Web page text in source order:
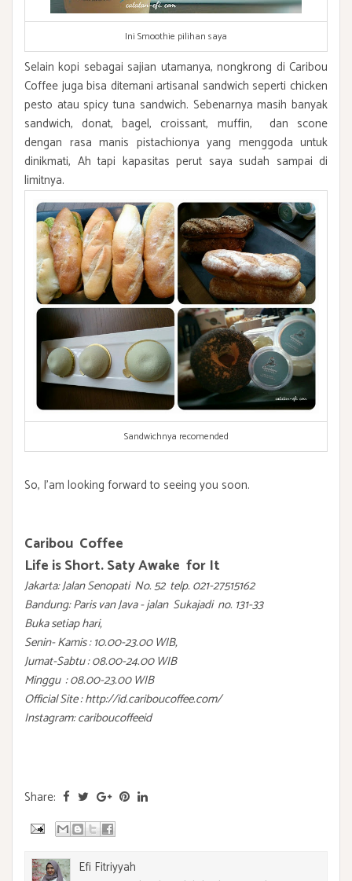
Ini Smoothie pilihan saya
Selain kopi sebagai sajian utamanya, nongkrong di Caribou
Coffee juga bisa ditemani artisanal sandwich seperti chicken
pesto atau spicy tuna sandwich. Sebenarnya masih banyak
sandwich, donat, bagel, croissant, muffin, dan scone
dengan rasa manis pistachionya yang menggoda untuk
dinikmati, Ah tapi kapasitas perut saya sudah sampai di
limitnya.
Sandwichnya recomended
So, I’am looking forward to seeing you soon.
Caribou Coffee
Life is Short. Saty Awake for It
Jakarta: Jalan Senopati No. 52 telp. 021-27515162
Bandung: Paris van Java - jalan Sukajadi no. 131-33
Buka setiap hari,
Senin- Kamis : 10.00-23.00 WIB,
Jumat-Sabtu : 08.00-24.00 WIB
Minggu : 08.00-23.00 WIB
Official Site : http://id.cariboucoffee.com/
Instagram: cariboucoffeeid
Share:
Efi Fitriyyah